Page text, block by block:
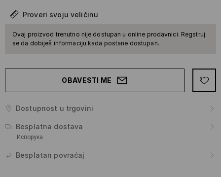
Proveri svoju veličinu
Ovaj proizvod trenutno nije dostupan u online prodavnici. Regstruj
se da dobiješ informaciju kada postane dostupan.
OBAVESTI ME
Dostupnost u trgovini
Besplatna dostava
Испорука
Besplatan povraćaj